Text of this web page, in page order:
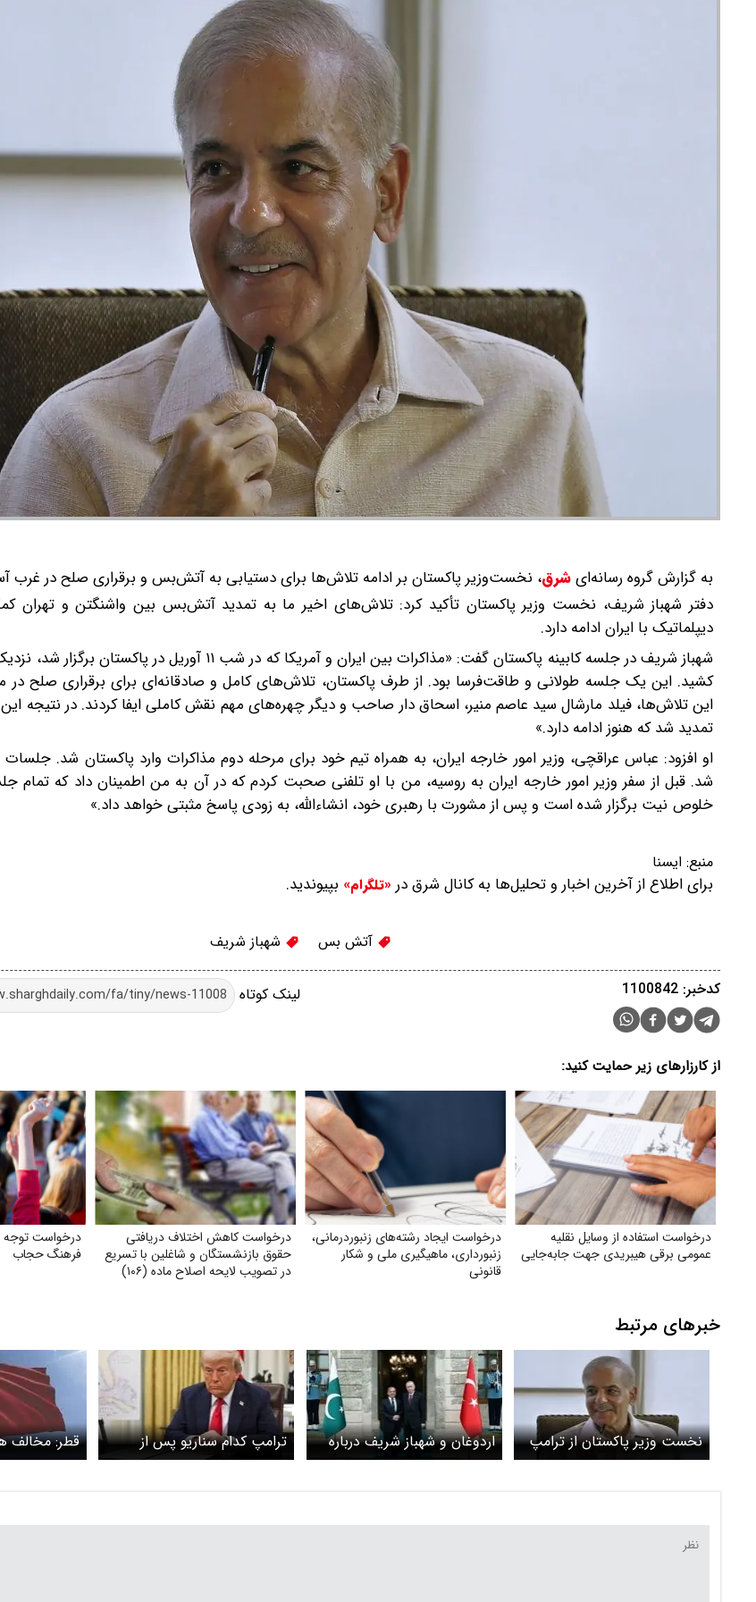
به گزارش گروه رسانه‌ایشرق، نخست‌وزیر پاکستان بر ادامه تلاش‌ها برای دستیابی به آتش‌بس و برقراری صلح در غرب
دفتر شهباز شریف، نخست وزیر پاکستان تأکید کرد: تلاش‌های اخیر ما به تمدید آتش‌بس بین واشنگتن و تهران
دیپلماتیک با ایران ادامه دارد.
کشید. این یک جلسه طولانی و طاقت‌فرسا بود. از طرف پاکستان، تلاش‌های کامل و صادقانه‌ای برای برقراری صلح در
این تلاش‌ها، فیلد مارشال سید عاصم منیر، اسحاق دار صاحب و دیگر چهره‌های مهم نقش کاملی ایفا کردند. در نتیجه
تمدید شد که هنوز ادامه دارد.»
او افزود: عباس عراقچی، وزیر امور خارجه ایران، به همراه تیم خود برای مرحله دوم مذاکرات وارد پاکستان شد. جلسات
شد. قبل از سفر وزیر امور خارجه ایران به روسیه، من با او تلفنی صحبت کردم که در آن به من اطمینان داد که تمام
خلوص نیت برگزار شده است و پس از مشورت با رهبری خود، انشاءالله، به زودی پاسخ مثبتی خواهد داد.»
منبع: ایسنا
برای اطلاع از آخرین اخبار و تحلیل‌ها به کانال شرق در «تلگرام» بپیوندید.
آتش بس شهباز شریف
لینک کوتاه کدخبر: 1100842
از کارزارهای زیر حمایت کنید:
درخواست استفاده از وسایل نقلیه
عمومی برقی هیبریدی جهت جابه‌جایی
درخواست ایجاد رشته‌های زنبوردرمانی،
زنبورداری، ماهیگیری ملی و شکار
قانونی
درخواست کاهش اختلاف دریافتی
حقوق بازنشستگان و شاغلین با تسریع
در تصویب لایحه اصلاح ماده (۱۰۶)
درخواست توجه
فرهنگ حجاب
خبرهای مرتبط
نخست وزیر پاکستان از ترامپ
برای تمدید آتش بس تشکر کرد
توافق صلح جامع
اردوغان و شهباز شریف درباره
آتش‌بس گفتگو کردند
ترامپ کدام سناریو پس از
آتش‌بس با ایران انتخاب
قطر: مخالف
برای آتش‌بس